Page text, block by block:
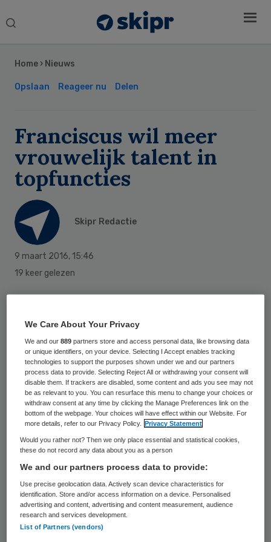
Search
Home › Nieuws
Opslaan Reageer nu Delen
Franciscus wil meer
vrouwelijk talent in
topfuncties
Skipr Redactie
9 maart 2016, 15:46
19 keer gelezen
bestuur Franciscus Gasthuis & Vlietland,
heeft het Charter Talent naar de Top
ondertekend op Internationale
Vrouwendag. Dit charter heeft tot doel een
hogere toestroom, doorstroom en behoud
van vrouwelijk talent naar topfuncties te
bereiken.
Met het charter wordt een belangrijke
bijdrage geleverd aan een meer evenredige
vertegenwoordiging van mannen en
vrouwen in topfuncties. Franciscus
Sidebar
We Care About Your Privacy
We and our889 partners store and access personal data, like browsing data
or unique identifiers, on your device. Selecting I Accept enables tracking
technologies to support the purposes shown under we and our partners
process data to provide. Selecting Reject All or withdrawing your consent will
disable them. If trackers are disabled, some content and ads you see may not
be as relevant to you. You can resurface this menu to change your choices or
withdraw consent at any time by clicking the Manage Preferences link on the
bottom of the webpage. Your choices will have effect within our Website. For
more details, refer to our Privacy Policy.
Privacy Statement
Would you rather not? Then we only place essential and statistical cookies,
these do not record any data about you as a person
We and our partners process data to provide:
Use precise geolocation data. Actively scan device characteristics for
identification. Store and/or access information on a device. Personalised
advertising and content, advertising and content measurement, audience
research and services development.
List of Partners (vendors)